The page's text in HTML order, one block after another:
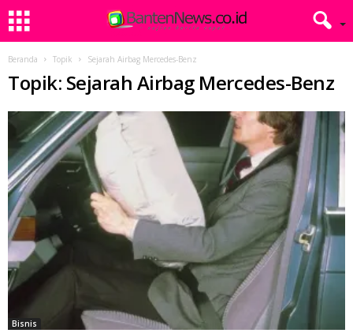
Beranda Topik Sejarah Airbag Mercedes-Benz
Topik: Sejarah Airbag Mercedes-Benz
Bisnis